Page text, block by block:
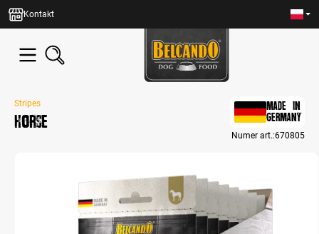
zawartości
Kontakt
Stripes
Horse
MADE IN
GERMANY
Numer art.:670805